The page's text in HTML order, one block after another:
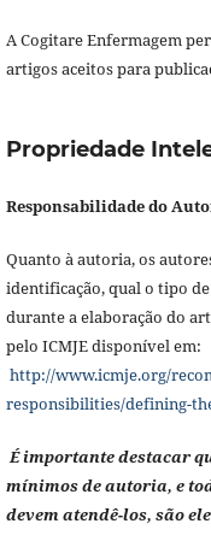
A Cogitare Enfermagem
artigos aceitos para
Propriedade
Responsabilidade do
Quanto à autoria, os
identificação, qual o tipo
durante a elaboração do
pelo ICMJE disponível em:
http://www.icmje.org/
responsibilities/defining-
É importante destacar
mínimos de autoria, e
devem atendê-los, são